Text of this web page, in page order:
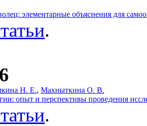
элементарные объяснения для
.
Н. Е., Махныткина О. В.
опыт и перспективы проведения
.